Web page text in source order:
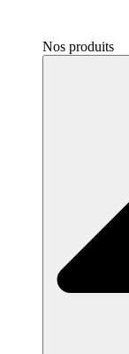
Nos produits